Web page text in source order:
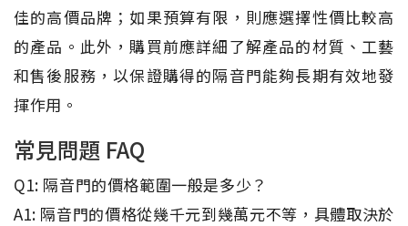
佳的高價品牌；如果預算有限，則應選擇性價比較高
的產品。此外，購買前應詳細了解產品的材質、工藝
和售後服務，以保證購得的隔音門能夠長期有效地發
揮作用。
常見問題 FAQ
Q1: 隔音門的價格範圍一般是多少？
A1: 隔音門的價格從幾千元到幾萬元不等，具體取決於